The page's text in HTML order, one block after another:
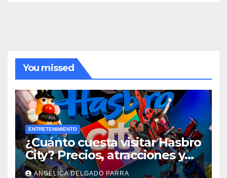
You missed
ENTRETENIMIENTO
¿Cuánto cuesta visitar Hasbro
City? Precios, atracciones y
actividades de Summer Fest
ANGÉLICA DELGADO PARRA